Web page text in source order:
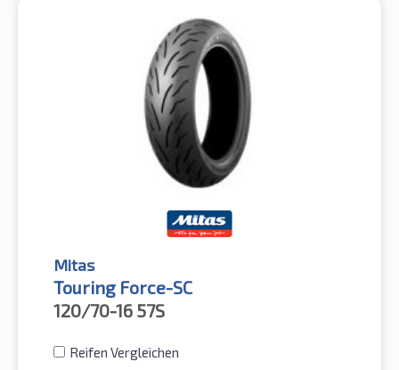
Mitas
Touring Force-SC
120/70-16 57S
Reifen Vergleichen